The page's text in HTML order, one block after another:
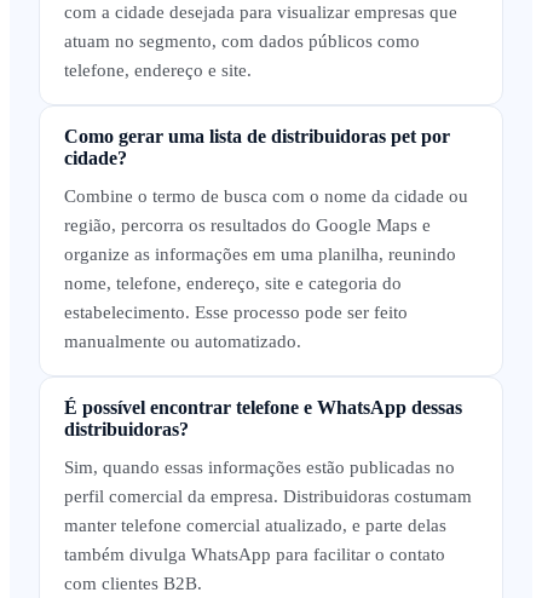
com a cidade desejada para visualizar empresas que
atuam no segmento, com dados públicos como
telefone, endereço e site.
Como gerar uma lista de distribuidoras pet por
cidade?
Combine o termo de busca com o nome da cidade ou
região, percorra os resultados do Google Maps e
organize as informações em uma planilha, reunindo
nome, telefone, endereço, site e categoria do
estabelecimento. Esse processo pode ser feito
manualmente ou automatizado.
É possível encontrar telefone e WhatsApp dessas
distribuidoras?
Sim, quando essas informações estão publicadas no
perfil comercial da empresa. Distribuidoras costumam
manter telefone comercial atualizado, e parte delas
também divulga WhatsApp para facilitar o contato
com clientes B2B.